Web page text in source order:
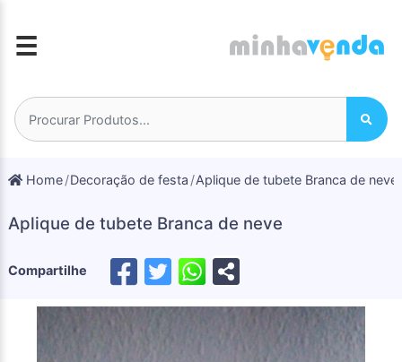
☰
Home Decoração de festa Aplique de tubete Branca de neve
Aplique de tubete Branca de neve
Compartilhe